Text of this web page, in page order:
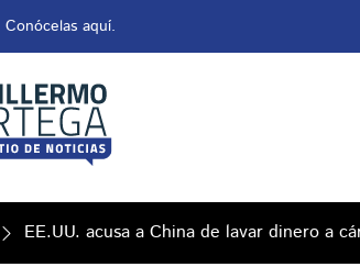
Conócelas aquí.
EE.UU. acusa a China de lavar dinero a